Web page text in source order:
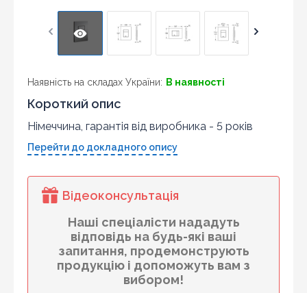
Наявність на складах України: В наявності
Короткий опис
Німеччина, гарантія від виробника - 5 років
Перейти до докладного опису
Відеоконсультація
Наші спеціалісти нададуть
відповідь на будь-які ваші
запитання, продемонструють
продукцію і допоможуть вам з
вибором!